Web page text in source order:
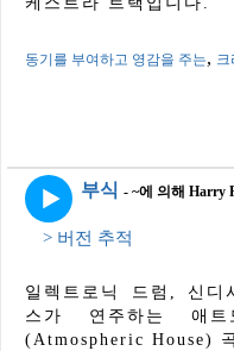
동기를 부여하고 영감을 주는, 크
부식 - ~에 의해 Harry
> 버전 추적
일렉트로닉 드럼, 신디
스가 연주하는 애트
(Atmospheric House)